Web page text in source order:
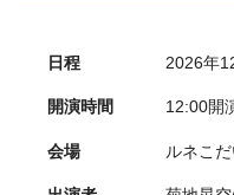
日程 2026年
開演時間 12:00開
会場 ルネこ